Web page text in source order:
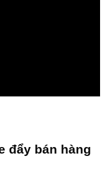
đẩy bán hàng